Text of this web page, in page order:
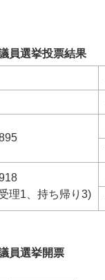
員選挙投票結果
理1、持ち帰り3)
員選挙開票